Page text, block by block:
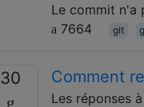
Le commit n'a
7664
git
30 Comment
Les réponses